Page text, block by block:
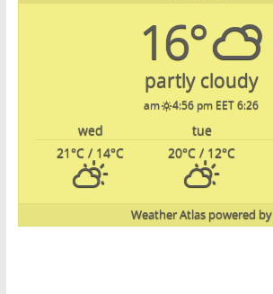
16°
partly cloudy
6:26 am
4:56 pm EET
tue
wed
20°C / 12°C
21°C / 14°C
powered by
Weather Atlas